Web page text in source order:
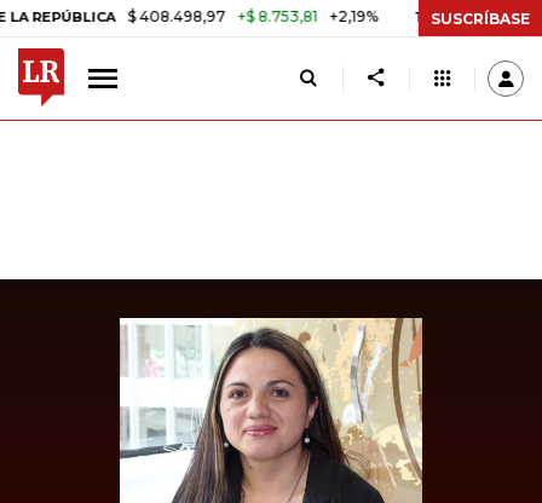
$ 408.498,97 +$ 8.753,81 +2,19% TASA DE USURA CRÉDITO
SUSCRÍBASE